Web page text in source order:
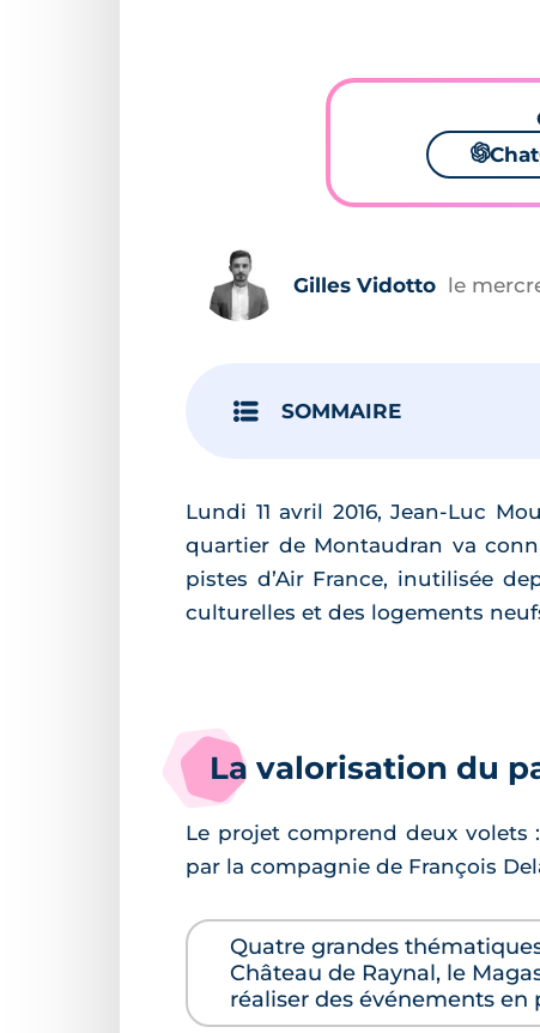
🌌
Gilles Vidotto le
SOMMAIRE
Lundi 11 avril 2016, Jean-Luc
quartier de Montaudran va
pistes d’Air France, inutilisée
culturelles et des logements
La valorisation du
Le projet comprend deux volets
par la compagnie de François
Quatre grandes
Château de Raynal, le
réaliser des événements en